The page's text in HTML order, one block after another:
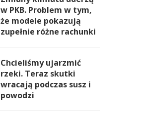
w PKB. Problem w tym,
że modele pokazują
zupełnie różne rachunki
Chcieliśmy ujarzmić
rzeki. Teraz skutki
wracają podczas susz i
powodzi